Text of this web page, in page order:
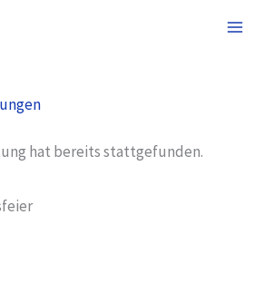
hat bereits stattgefunden.